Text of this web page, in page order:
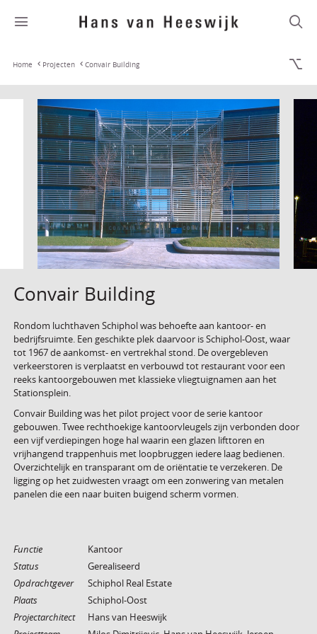
Home Projecten Convair Building
Convair Building
Rondom luchthaven Schiphol was behoefte aan kantoor- en
bedrijfsruimte. Een geschikte plek daarvoor is Schiphol-Oost, waar
tot 1967 de aankomst- en vertrekhal stond. De overgebleven
verkeerstoren is verplaatst en verbouwd tot restaurant voor een
reeks kantoorgebouwen met klassieke vliegtuignamen aan het
Stationsplein.
Convair Building was het pilot project voor de serie kantoor
gebouwen. Twee rechthoekige kantoorvleugels zijn verbonden door
een vijf verdiepingen hoge hal waarin een glazen lifttoren en
vrijhangend trappenhuis met loopbruggen iedere laag bedienen.
Overzichtelijk en transparant om de oriëntatie te verzekeren. De
ligging op het zuidwesten vraagt om een zonwering van metalen
panelen die een naar buiten buigend scherm vormen.
Functie
Kantoor
Status
Gerealiseerd
Opdrachtgever
Schiphol Real Estate
Plaats
Schiphol-Oost
Projectarchitect
Hans van Heeswijk